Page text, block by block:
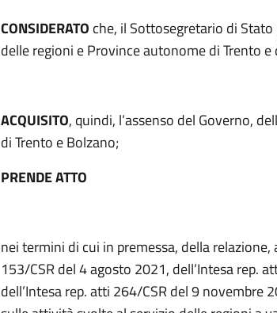
CONSIDERATO che, il Sottosegretario di
delle regioni e Province autonome di Trento e
ACQUISITO, quindi, l’assenso del Governo,
di Trento e Bolzano;
PRENDE ATTO
nei termini di cui in premessa, della relazione,
153/CSR del 4 agosto 2021, dell’Intesa rep.
dell’Intesa rep. atti 264/CSR del 9 novembre